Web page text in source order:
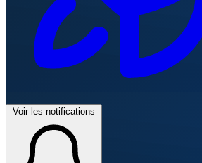
Voir les notifications